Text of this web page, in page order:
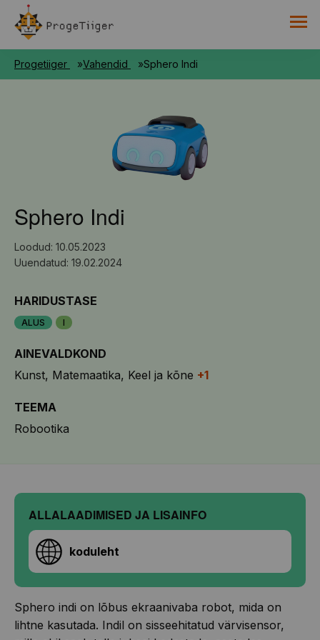
RAAMAT
Progetiiger Vahendid Sphero Indi
Sphero Indi
Loodud: 10.05.2023
Uuendatud: 19.02.2024
HARIDUSTASE
ALUS I
AINEVALDKOND
Kunst Matemaatika Keel ja kõne +1
TEEMA
Robootika
ALLALAADIMISED JA LISAINFO
koduleht
Sphero indi on lõbus ekraanivaba robot, mida on
lihtne kasutada. Indil on sisseehitatud värvisensor,